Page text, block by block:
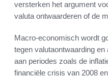
versterken het argument
valuta ontwaarderen of de
Macro-economisch wordt
tegen valutaontwaarding
aan periodes zoals de
financiële crisis van 2008